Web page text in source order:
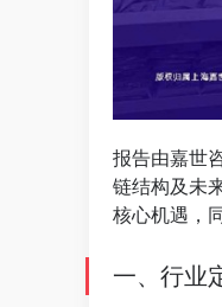
报告由嘉世
链结构及未
核心机遇，
一、行业